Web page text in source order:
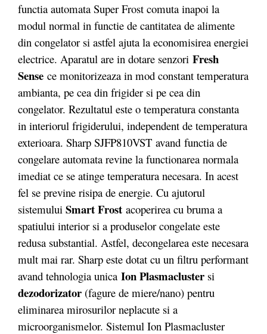
functia automata Super Frost comuta inapoi la
modul normal in functie de cantitatea de alimente
din congelator si astfel ajuta la economisirea energiei
electrice. Aparatul are in dotare senzori Fresh
Sense ce monitorizeaza in mod constant temperatura
ambianta, pe cea din frigider si pe cea din
congelator. Rezultatul este o temperatura constanta
in interiorul frigiderului, independent de temperatura
exterioara. Sharp SJFP810VST avand functia de
congelare automata revine la functionarea normala
imediat ce se atinge temperatura necesara. In acest
fel se previne risipa de energie. Cu ajutorul
sistemului Smart Frost acoperirea cu bruma a
spatiului interior si a produselor congelate este
redusa substantial. Astfel, decongelarea este necesara
mult mai rar. Sharp este dotat cu un filtru performant
avand tehnologia unica Ion Plasmacluster si
dezodorizator (fagure de miere/nano) pentru
eliminarea mirosurilor neplacute si a
microorganismelor. Sistemul Ion Plasmacluster